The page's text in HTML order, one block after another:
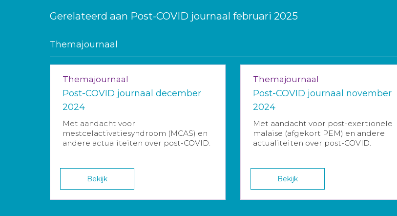
Gerelateerd aan Post-COVID journaal februari 2025
Themajournaal
Themajournaal
Post-COVID journaal december
2024
Met aandacht voor
mestcelactivatiesyndroom (MCAS) en
andere actualiteiten over post-COVID.
Bekijk
Themajournaal
Post-COVID journaal november
2024
Met aandacht voor post-exertionele
malaise (afgekort PEM) en andere
actualiteiten over post-COVID.
Bekijk